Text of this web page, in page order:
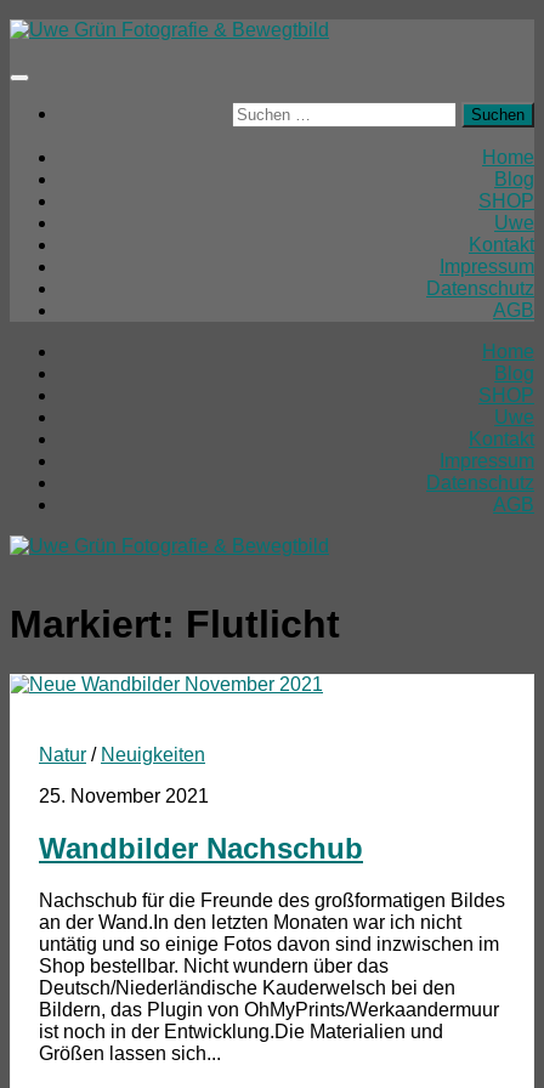
Unter
Inhalt
Suchen
nach:
Home
Blog
SHOP
Uwe
Kontakt
Impressum
Datenschutz
AGB
Home
Blog
SHOP
Uwe
Kontakt
Impressum
Datenschutz
AGB
Markiert: Flutlicht
Natur / Neuigkeiten
25. November 2021
Wandbilder Nachschub
Nachschub für die Freunde des großformatigen Bildes
an der Wand.In den letzten Monaten war ich nicht
untätig und so einige Fotos davon sind inzwischen im
Shop bestellbar. Nicht wundern über das
Deutsch/Niederländische Kauderwelsch bei den
Bildern, das Plugin von OhMyPrints/Werkaandermuur
ist noch in der Entwicklung.Die Materialien und
Größen lassen sich...